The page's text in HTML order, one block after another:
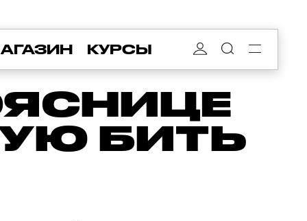
КУРСЫ
БИТЬ